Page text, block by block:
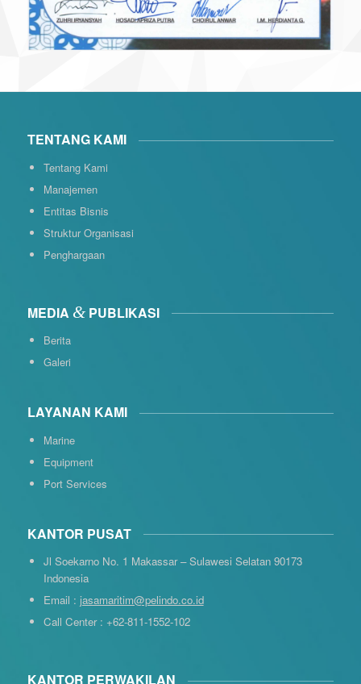
TENTANG KAMI
Tentang Kami
Manajemen
Entitas Bisnis
Struktur Organisasi
Penghargaan
MEDIA &PUBLIKASI
Berita
Galeri
LAYANAN KAMI
Marine
Equipment
Port Services
KANTOR PUSAT
Jl Soekarno No. 1 Makassar – Sulawesi Selatan 90173
Indonesia
Email : jasamaritim@pelindo.co.id
Call Center : +62-811-1552-102
KANTOR PERWAKILAN